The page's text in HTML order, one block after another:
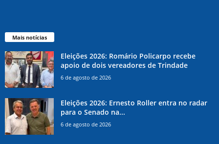
Mais notícias
Eleições 2026: Romário Policarpo recebe
apoio de dois vereadores de Trindade
6 de agosto de 2026
Eleições 2026: Ernesto Roller entra no radar
para o Senado na...
6 de agosto de 2026